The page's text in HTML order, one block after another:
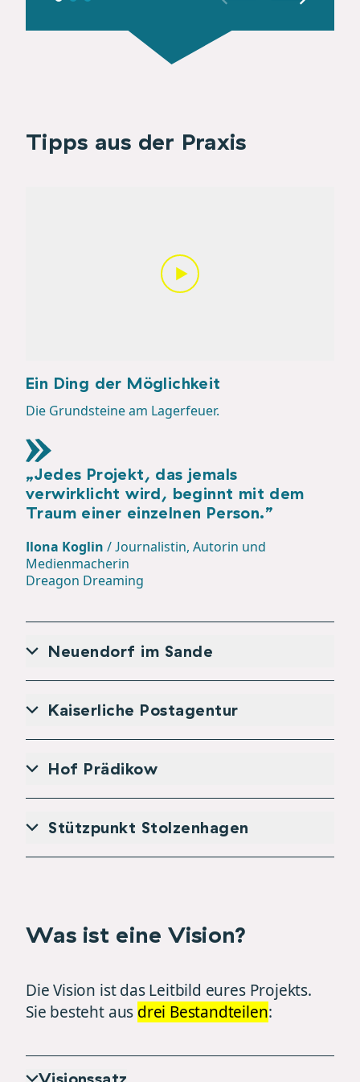
Tipps aus der Praxis
Ein Ding der Möglichkeit
Die Grundsteine am Lagerfeuer.
„Jedes Projekt, das jemals
verwirklicht wird, beginnt mit dem
Traum einer einzelnen Person.”
Ilona Koglin /Journalistin, Autorin und
Medienmacherin
Dreagon Dreaming
Neuendorf im Sande
Kaiserliche Postagentur
Hof Prädikow
Stützpunkt Stolzenhagen
Was ist eine Vision?
Die Vision ist das Leitbild eures Projekts.
Sie besteht aus drei Bestandteilen: